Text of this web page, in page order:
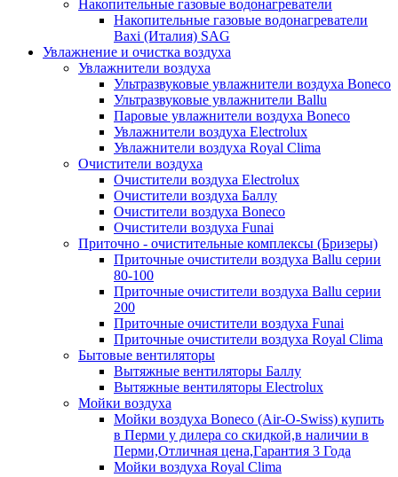
Накопительные газовые водонагреватели
Накопительные газовые водонагреватели
Baxi (Италия) SAG
Увлажнение и очистка воздуха
Увлажнители воздуха
Ультразвуковые увлажнители воздуха Boneco
Ультразвуковые увлажнители Ballu
Паровые увлажнители воздуха Boneco
Увлажнители воздуха Electrolux
Увлажнители воздуха Royal Clima
Очистители воздуха
Очистители воздуха Electrolux
Очистители воздуха Баллу
Очистители воздуха Boneco
Очистители воздуха Funai
Приточно - очистительные комплексы (Бризеры)
Приточные очистители воздуха Ballu серии
80-100
Приточные очистители воздуха Ballu серии
200
Приточные очистители воздуха Funai
Приточные очистители воздуха Royal Clima
Бытовые вентиляторы
Вытяжные вентиляторы Баллу
Вытяжные вентиляторы Electrolux
Мойки воздуха
Мойки воздуха Boneco (Air-O-Swiss) купить
в Перми у дилера со скидкой,в наличии в
Перми,Отличная цена,Гарантия 3 Года
Мойки воздуха Royal Clima